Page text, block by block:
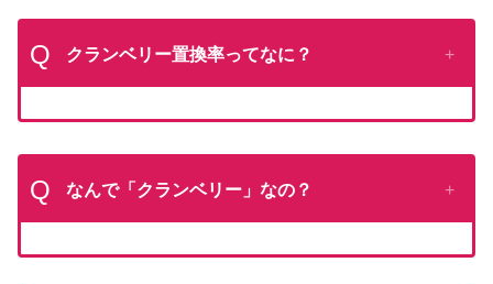
Q クランベリー置換率ってなに？
Q なんで「クランベリー」なの？